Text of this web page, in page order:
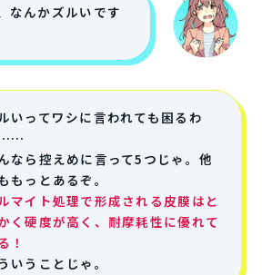
なんかズルいです
いってワシに言われても困るわ
なら控えめに言って5つじゃ。他
もっとあるぞ。
マイト処理で形成される皮膜はと
く硬度が高く、耐摩耗性に優れて
！
いうことじゃ。